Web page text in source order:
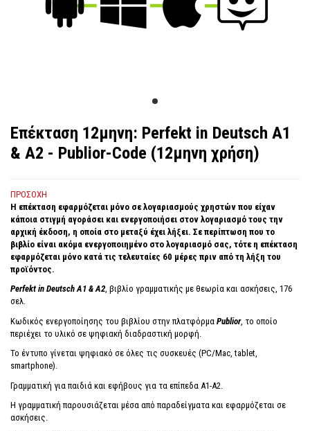
Επέκταση 12μηνη: Perfekt in Deutsch A1
& A2 - Publior-Code (12μηνη χρήση)
ΠΡΟΣΟΧΗ
Η επέκταση εφαρμόζεται μόνο σε λογαριασμούς χρηστών που είχαν
κάποια στιγμή αγοράσει και ενεργοποιήσει στον λογαριασμό τους την
αρχική έκδοση, η οποία στο μεταξύ έχει λήξει. Σε περίπτωση που το
βιβλίο είναι ακόμα ενεργοποιημένο στο λογαριασμό σας, τότε η επέκταση
εφαρμόζεται μόνο κατά τις τελευταίες 60 μέρες πριν από τη λήξη του
προϊόντος.
Perfekt in Deutsch A1 & A2, βιβλίο γραμματικής με θεωρία και ασκήσεις, 176
σελ.
Κωδικός ενεργοποίησης του βιβλίου στην πλατφόρμα Publior, το οποίο
περιέχει το υλικό σε ψηφιακή διαδραστική μορφή.
Το έντυπο γίνεται ψηφιακό σε όλες τις συσκευές (PC/Mac, tablet,
smartphone).
Γραμματική για παιδιά και εφήβους για τα επίπεδα Α1-Α2.
Η γραμματική παρουσιάζεται μέσα από παραδείγματα και εφαρμόζεται σε
ασκήσεις.